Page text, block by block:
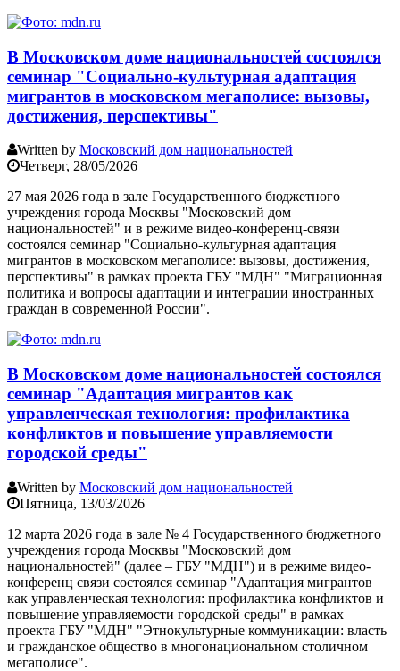
В Московском доме национальностей состоялся
семинар "Социально-культурная адаптация
мигрантов в московском мегаполисе: вызовы,
достижения, перспективы"
Written by Московский дом национальностей
Четверг, 28/05/2026
27 мая 2026 года в зале Государственного бюджетного
учреждения города Москвы "Московский дом
национальностей" и в режиме видео-конференц-связи
состоялся семинар "Социально-культурная адаптация
мигрантов в московском мегаполисе: вызовы, достижения,
перспективы" в рамках проекта ГБУ "МДН" "Миграционная
политика и вопросы адаптации и интеграции иностранных
граждан в современной России".
В Московском доме национальностей состоялся
семинар "Адаптация мигрантов как
управленческая технология: профилактика
конфликтов и повышение управляемости
городской среды"
Written by Московский дом национальностей
Пятница, 13/03/2026
12 марта 2026 года в зале № 4 Государственного бюджетного
учреждения города Москвы "Московский дом
национальностей" (далее – ГБУ "МДН") и в режиме видео-
конференц связи состоялся семинар "Адаптация мигрантов
как управленческая технология: профилактика конфликтов и
повышение управляемости городской среды" в рамках
проекта ГБУ "МДН" "Этнокультурные коммуникации: власть
и гражданское общество в многонациональном столичном
мегаполисе".